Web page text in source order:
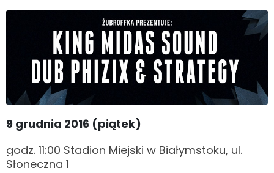
9 grudnia 2016 (piątek)
godz. 11:00 Stadion Miejski w Białymstoku, ul.
Słoneczna 1